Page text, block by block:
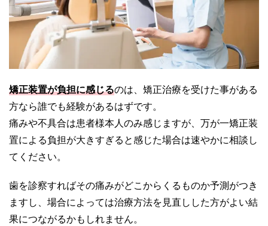
矯正装置が負担に感じるのは、矯正治療を受けた事がある
方なら誰でも経験があるはずです。
痛みや不具合は患者様本人のみ感じますが、万が一矯正装
置による負担が大きすぎると感じた場合は速やかに相談し
てください。
歯を診察すればその痛みがどこからくるものか予測がつき
ますし、場合によっては治療方法を見直しした方がよい結
果につながるかもしれません。